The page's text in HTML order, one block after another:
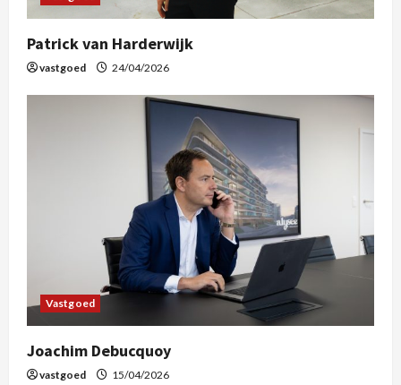
Patrick van Harderwijk
vastgoed 24/04/2026
Vastgoed
Joachim Debucquoy
vastgoed 15/04/2026